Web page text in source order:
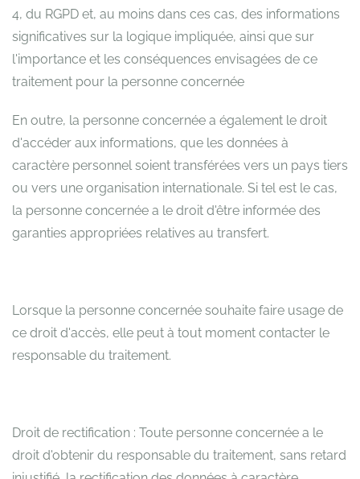
4, du RGPD et, au moins dans ces cas, des informations
significatives sur la logique impliquée, ainsi que sur
l'importance et les conséquences envisagées de ce
traitement pour la personne concernée
En outre, la personne concernée a également le droit
d'accéder aux informations, que les données à
caractère personnel soient transférées vers un pays tiers
ou vers une organisation internationale. Si tel est le cas,
la personne concernée a le droit d'être informée des
garanties appropriées relatives au transfert.
Lorsque la personne concernée souhaite faire usage de
ce droit d'accès, elle peut à tout moment contacter le
responsable du traitement.
Droit de rectification : Toute personne concernée a le
droit d'obtenir du responsable du traitement, sans retard